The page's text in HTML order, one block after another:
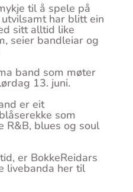
til å spele på
har blitt ein
sitt alltid like
seier bandleiar og
band som møter
13. juni.
er eit
som
R&B, blues og soul
er BokkeReidars
livebanda her til